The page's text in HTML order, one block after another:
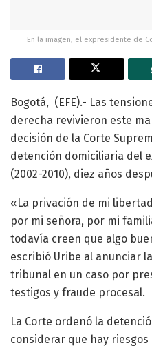
En la imagen, el expresidente de
Bogotá, (EFE).- Las
derecha revivieron este
decisión de la Corte
detención domiciliaria del
(2002-2010), diez años
«La privación de mi
por mi señora, por mi
todavía creen que algo
escribió Uribe al anunciar
tribunal en un caso por
testigos y fraude procesal.
La Corte ordenó la
considerar que hay